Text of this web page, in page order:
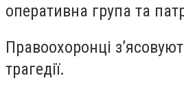
оперативна група та
Правоохоронці
трагедії.